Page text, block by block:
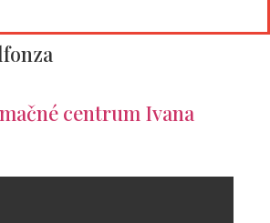
centrum Ivana